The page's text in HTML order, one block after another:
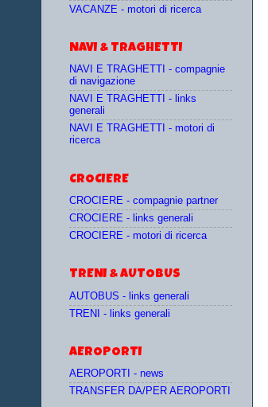
VACANZE - motori di ricerca
NAVI & TRAGHETTI
NAVI E TRAGHETTI - compagnie
di navigazione
NAVI E TRAGHETTI - links
generali
NAVI E TRAGHETTI - motori di
ricerca
CROCIERE
CROCIERE - compagnie partner
CROCIERE - links generali
CROCIERE - motori di ricerca
TRENI & AUTOBUS
AUTOBUS - links generali
TRENI - links generali
AEROPORTI
AEROPORTI - news
TRANSFER DA/PER AEROPORTI